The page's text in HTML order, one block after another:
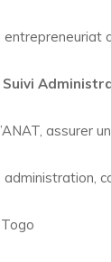
assurer